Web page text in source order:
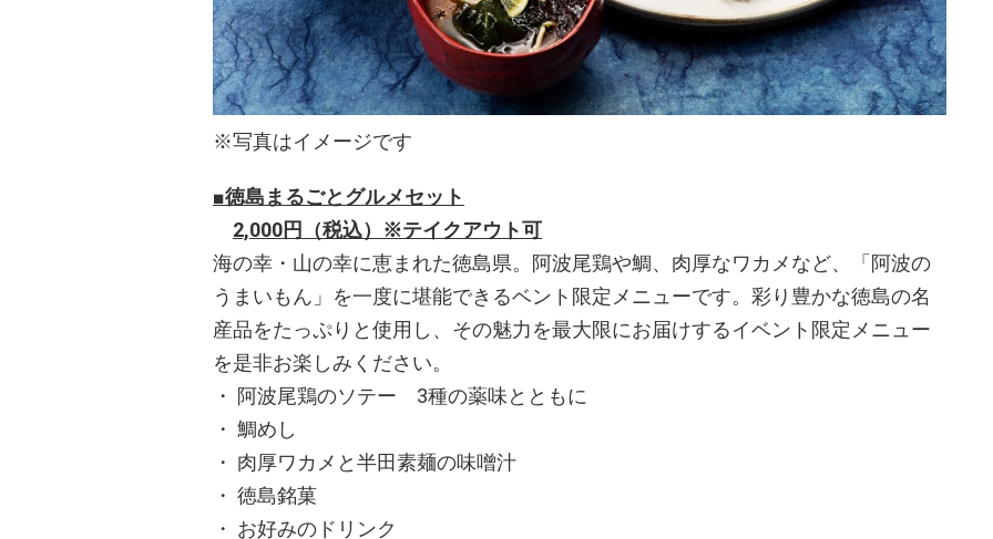
※写真はイメージです
■徳島まるごとグルメセット
2,000円（税込）※テイクアウト可
海の幸・⼭の幸に恵まれた徳島県。阿波尾鶏や鯛、肉厚なワカメなど、「阿波の
うまいもん」を一度に堪能できるベント限定メニューです。彩り豊かな徳島の名
産品をたっぷりと使用し、その魅力を最大限にお届けするイベント限定メニュー
を是非お楽しみください。
・ 阿波尾鶏のソテー 3種の薬味とともに
・ 鯛めし
・ 肉厚ワカメと半田素麺の味噌汁
・ 徳島銘菓
・ お好みのドリンク